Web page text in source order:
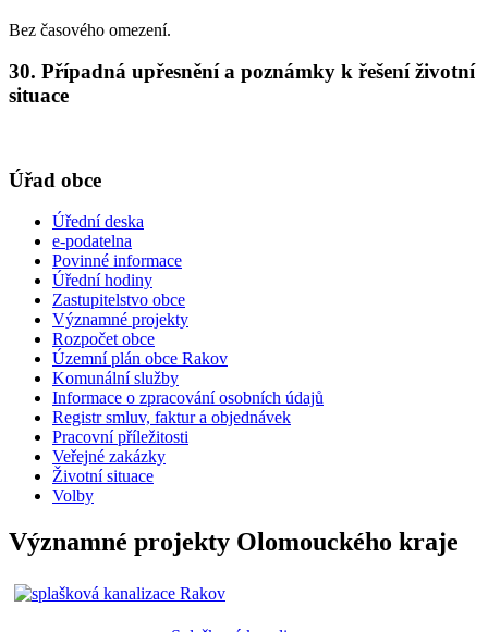
Bez časového omezení.
30. Případná upřesnění a poznámky k řešení životní
situace
Úřad obce
Úřední deska
e-podatelna
Povinné informace
Úřední hodiny
Zastupitelstvo obce
Významné projekty
Rozpočet obce
Územní plán obce Rakov
Komunální služby
Informace o zpracování osobních údajů
Registr smluv, faktur a objednávek
Pracovní příležitosti
Veřejné zakázky
Životní situace
Volby
Významné projekty Olomouckého kraje